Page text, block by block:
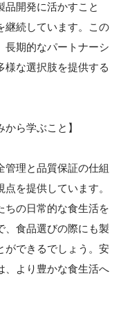
品開発に活かすこと
継続しています。この
長期的なパートナーシ
様な選択肢を提供する
ら学ぶこと】
管理と品質保証の仕組
を提供しています。
ちの日常的な食生活を
、食品選びの際にも製
ができるでしょう。安
、より豊かな食生活へ